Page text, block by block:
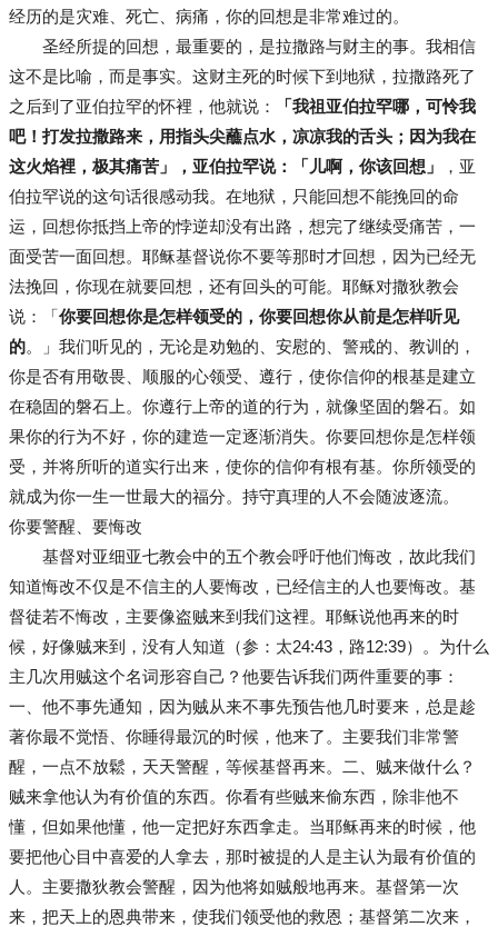
经历的是灾难、死亡、病痛，你的回想是非常难过的。
圣经所提的回想，最重要的，是拉撒路与财主的事。我相信
这不是比喻，而是事实。这财主死的时候下到地狱，拉撒路死了
之后到了亚伯拉罕的怀裡，他就说：
「我祖亚伯拉罕哪，可怜我
吧！打发拉撒路来，用指头尖蘸点水，凉凉我的舌头；因为我在
这火焰裡，极其痛苦」，亚伯拉罕说：「儿啊，你该回想」
，亚
伯拉罕说的这句话很感动我。在地狱，只能回想不能挽回的命
运，回想你抵挡上帝的悖逆却没有出路，想完了继续受痛苦，一
面受苦一面回想。耶稣基督说你不要等那时才回想，因为已经无
法挽回，你现在就要回想，还有回头的可能。耶稣对撒狄教会
说：「你要回想你是怎样领受的，你要回想你从前是怎样听见
的。」我们听见的，无论是劝勉的、安慰的、警戒的、教训的，
你是否有用敬畏、顺服的心领受、遵行，使你信仰的根基是建立
在稳固的磐石上。你遵行上帝的道的行为，就像坚固的磐石。如
果你的行为不好，你的建造一定逐渐消失。你要回想你是怎样领
受，并将所听的道实行出来，使你的信仰有根有基。你所领受的
就成为你一生一世最大的福分。持守真理的人不会随波逐流。
你要警醒、要悔改
基督对亚细亚七教会中的五个教会呼吁他们悔改，故此我们
知道悔改不仅是不信主的人要悔改，已经信主的人也要悔改。基
督徒若不悔改，主要像盗贼来到我们这裡。耶稣说他再来的时
候，好像贼来到，没有人知道（参：太24:43，路12:39）。为什么
主几次用贼这个名词形容自己？他要告诉我们两件重要的事：
一、他不事先通知，因为贼从来不事先预告他几时要来，总是趁
著你最不觉悟、你睡得最沉的时候，他来了。主要我们非常警
醒，一点不放鬆，天天警醒，等候基督再来。二、贼来做什么？
贼来拿他认为有价值的东西。你看有些贼来偷东西，除非他不
懂，但如果他懂，他一定把好东西拿走。当耶稣再来的时候，他
要把他心目中喜爱的人拿去，那时被提的人是主认为最有价值的
人。主要撒狄教会警醒，因为他将如贼般地再来。基督第一次
来，把天上的恩典带来，使我们领受他的救恩；基督第二次来，